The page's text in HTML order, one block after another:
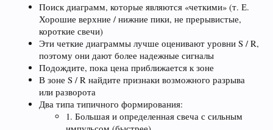
Поиск диаграмм, которые являются «четкими» (т. Е.
Хорошие верхние / нижние пики, не прерывистые,
короткие свечи)
Эти четкие диаграммы лучше оценивают уровни S / R,
поэтому они дают более надежные сигналы
Подождите, пока цена приближается к зоне
В зоне S / R найдите признаки возможного разрыва
или разворота
Два типа типичного формирования:
1. Большая и определенная свеча с сильным